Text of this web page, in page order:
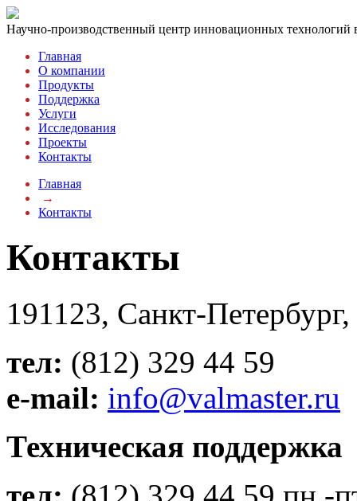
Научно-производственный центр инновационных
Главная
О компании
Продукты
Поддержка
Услуги
Исследования
Проекты
Контакты
Главная
→
Контакты
Контакты
191123, Санкт-
тел: (812) 329 44 59
e-mail: info@valmaster.ru
Техническая поддержка